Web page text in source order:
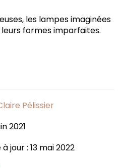
les lampes imaginées
formes imparfaites.
Pélissier
2021
jour : 13 mai 2022